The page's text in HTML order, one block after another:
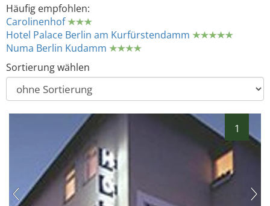
Häufig empfohlen:
Carolinenhof
Hotel Palace Berlin am Kurfürstendamm
Numa Berlin Kudamm
Sortierung wählen
1